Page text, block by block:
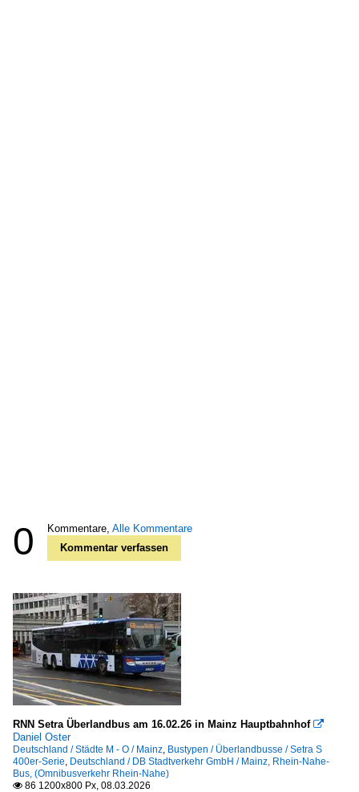
0 Kommentare, Alle Kommentare
Kommentar verfassen
RNN Setra Überlandbus am 16.02.26 in Mainz Hauptbahnhof 
Daniel Oster
Deutschland / Städte M - O / Mainz, Bustypen / Überlandbusse / Setra S
400er-Serie, Deutschland / DB Stadtverkehr GmbH / Mainz, Rhein-Nahe-
Bus, (Omnibusverkehr Rhein-Nahe)
 86 1200x800 Px, 08.03.2026